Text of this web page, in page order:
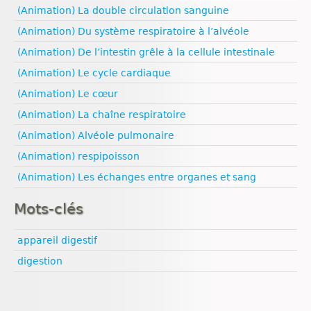
Reproduction animale
Reproduction végétale
Reproduction animale
Ressources naturelles et pollution
Pédagogie
Santé
Vulgarisation scientifique
Égalité filles‑garçons
(Animation) La double circulation sanguine
(Animation) Du système respiratoire à l’alvéole
(Animation) De l’intestin grêle à la cellule intestinale
(Animation) Le cycle cardiaque
(Animation) Le cœur
(Animation) La chaîne respiratoire
(Animation) Alvéole pulmonaire
(Animation) respipoisson
(Animation) Les échanges entre organes et sang
Mots-clés
appareil digestif
digestion